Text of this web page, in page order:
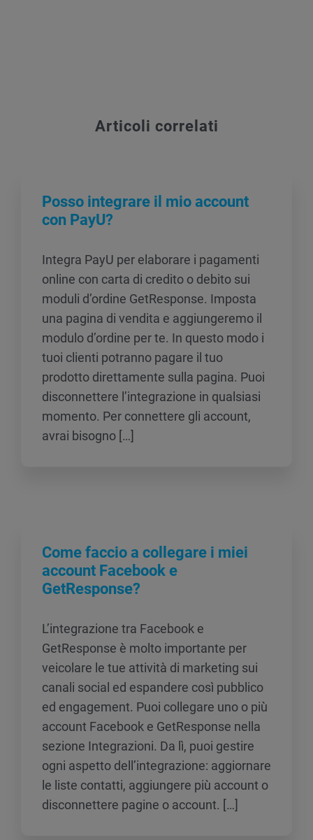
Articoli correlati
Posso integrare il mio account
con PayU?
Integra PayU per elaborare i pagamenti
online con carta di credito o debito sui
moduli d’ordine GetResponse. Imposta
una pagina di vendita e aggiungeremo il
modulo d’ordine per te. In questo modo i
tuoi clienti potranno pagare il tuo
prodotto direttamente sulla pagina. Puoi
disconnettere l’integrazione in qualsiasi
momento. Per connettere gli account,
avrai bisogno […]
Come faccio a collegare i miei
account Facebook e
GetResponse?
L’integrazione tra Facebook e
GetResponse è molto importante per
veicolare le tue attività di marketing sui
canali social ed espandere così pubblico
ed engagement. Puoi collegare uno o più
account Facebook e GetResponse nella
sezione Integrazioni. Da lì, puoi gestire
ogni aspetto dell’integrazione: aggiornare
le liste contatti, aggiungere più account o
disconnettere pagine o account. […]